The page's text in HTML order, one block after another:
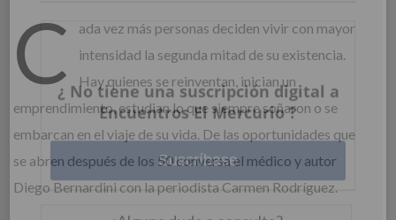
C
ada vez más personas deciden vivir con mayor
intensidad la segunda mitad de su existencia.
Hay quienes se reinventan, inician un
emprendimiento, estudian lo que siempre soñaron o se
embarcan en el viaje de su vida. De las oportunidades que
se abren después de los 50 conversa el médico y autor
Diego Bernardini con la periodista Carmen Rodríguez.
Ingrese acá
¿Olvidó su contraseña?